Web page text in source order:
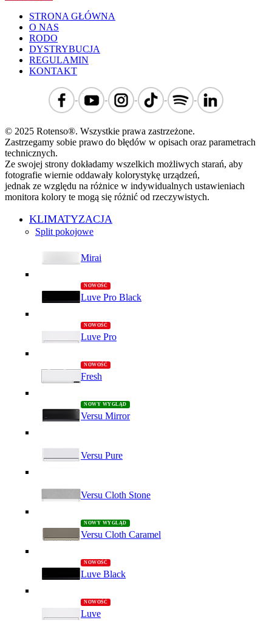
STRONA GŁÓWNA
O NAS
RODO
DYSTRYBUCJA
REGULAMIN
KONTAKT
© 2025 Rotenso®. Wszystkie prawa zastrzeżone.
Zastrzegamy sobie prawo do błędów w opisach oraz parametrach
technicznych.
Ze swojej strony dokładamy wszelkich możliwych starań, aby
fotografie wiernie oddawały kolorystykę urządzeń,
jednak ze względu na różnice w indywidualnych ustawieniach
monitora kolory te mogą się różnić od rzeczywistych.
KLIMATYZACJA
Split pokojowe
Mirai
Luve Pro Black
Luve Pro
Fresh
Versu Mirror
Versu Pure
Versu Cloth Stone
Versu Cloth Caramel
Luve Black
Luve